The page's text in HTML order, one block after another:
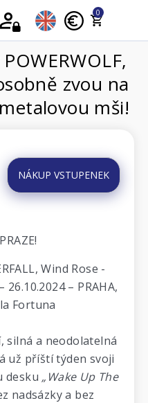
0
zvou na
mši!
NÁKUP VSTUPENEK
Wind Rose -
– PRAHA,
Fortuna
silná a neodolatelná
už příští týden svoji
desku „Wake Up The
nadsázky a bez